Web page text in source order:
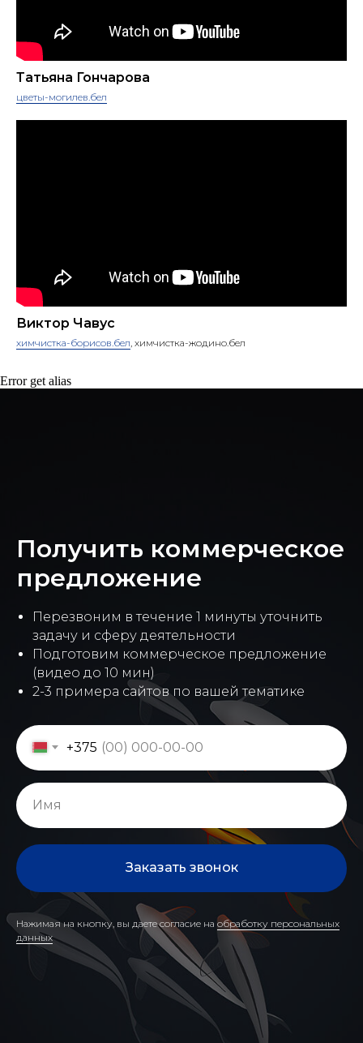
Татьяна Гончарова
цветы-могилев.бел
Виктор Чавус
химчистка-борисов.бел , химчистка-жодино.бел
Error get alias
Получить коммерческое
предложение
Перезвоним в течение 1 минуты уточнить
задачу и сферу деятельности
Подготовим коммерческое предложение
(видео до 10 мин)
2-3 примера сайтов по вашей тематике
+375
Заказать звонок
Нажимая на кнопку, вы даете согласие на обработку персональных
данных